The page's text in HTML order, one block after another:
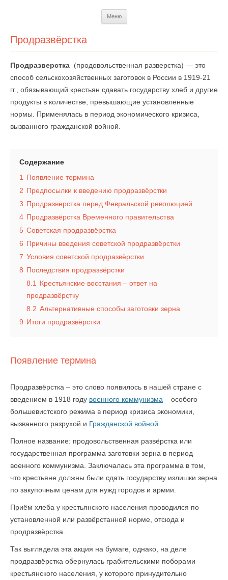
Меню
Продразвёрстка
Продразверстка ­­ (продовольственная разверстка) — это
способ сельскохозяйственных заготовок в России в 1919-21
гг., обязывающий крестьян сдавать государству хлеб и другие
продукты в количестве, превышающие установленные
нормы. Применялась в период экономического кризиса,
вызванного гражданской войной.
Содержание
1
Появление термина
2 Предпосылки к введению продразвёрстки
3 Продразверстка перед Февральской революцией
4 Продразвёрстка Временного правительства
5 Советская продразвёрстка
6 Причины введения советской продразвёрстки
7 Условия советской продразвёрстки
8 Последствия продразвёрстки
8.1
Крестьянские восстания – ответ на
продразвёрстку
8.2 Альтернативные способы заготовки зерна
9 Итоги продразвёрстки
Появление термина
Продразвёрстка – это слово появилось в нашей стране с
введением в 1918 году военного коммунизма – особого
большевистского режима в период кризиса экономики,
вызванного разрухой и Гражданской войной
Полное название: продовольственная развёрстка или
государственная программа заготовки зерна в период
военного коммунизма. Заключалась эта программа в том,
что крестьяне должны были сдать государству излишки зерна
по закупочным ценам для нужд городов и армии.
Приём хлеба у крестьянского населения проводился по
установленной или развёрстанной норме, отсюда и
продразвёрстка.
Так выглядела эта акция на бумаге, однако, на деле
продразвёрстка обернулась грабительскими поборами
крестьянского населения, у которого принудительно